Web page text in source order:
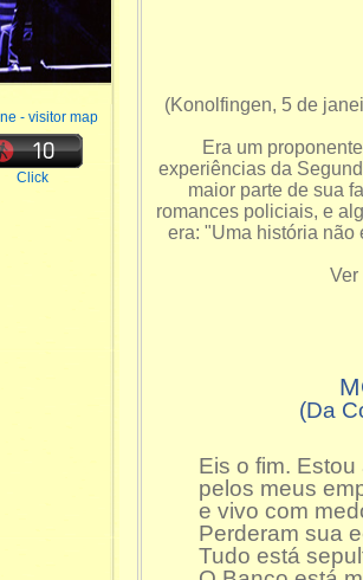
- visitor map
Click
(Konolfingen, 5 de
Era um
experiências da
maior parte de sua
romances policiais, e
era: "Uma história não
Ver
(Da
Eis o fim.
pelos meus
e vivo com
Perderam sua
Tudo está